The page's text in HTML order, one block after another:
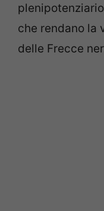
plenipotenziario
che rendano la
delle Frecce